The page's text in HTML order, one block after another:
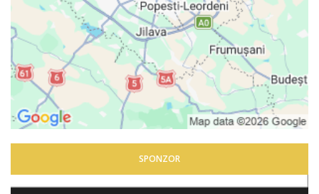
SPONZOR